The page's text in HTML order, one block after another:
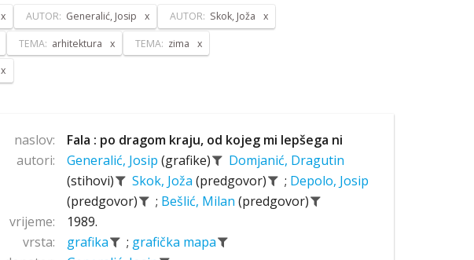
AUTOR: Generalić, Josip AUTOR: Skok, Joža
TEMA: arhitektura TEMA: zima
naslov:
Fala : po dragom kraju, od kojeg mi lepšega ni
autori:
Generalić, Josip (grafike)
Domjanić, Dragutin
(stihovi)
Skok, Joža (predgovor) ; Depolo, Josip
(predgovor)
; Bešlić, Milan (predgovor)
vrijeme:
1989.
vrsta:
grafika ; grafička mapa